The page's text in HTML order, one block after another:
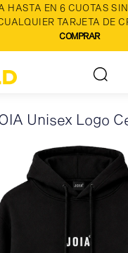
HASTA EN 6 CUOTAS
TARJETA DE
COMPRAR
Unisex Logo